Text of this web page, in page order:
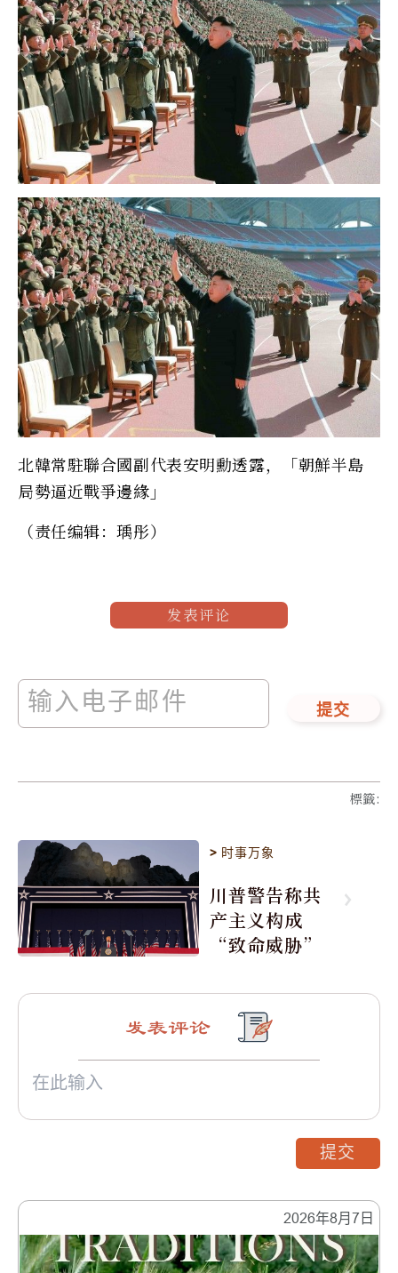
北韓常駐聯合國副代表安明勳透露，「朝鮮半島
局勢逼近戰爭邊緣」
（责任编辑：瑀彤）
发表评论
提交
標籤:
> 时事万象
川普警告称共
产主义构成
“致命威胁”
2026年8月7日
发表评论
提交